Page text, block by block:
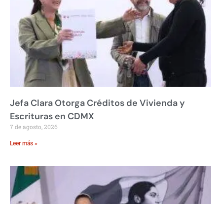
Jefa Clara Otorga Créditos de Vivienda y
Escrituras en CDMX
7 de agosto, 2026
Leer más »